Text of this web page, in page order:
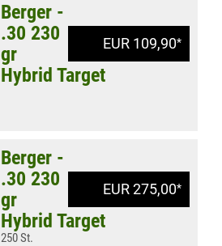
EUR 109,90*
Berger -
.30 230
gr
Hybrid Target
EUR 275,00*
Berger -
.30 230
gr
Hybrid Target
250 St.